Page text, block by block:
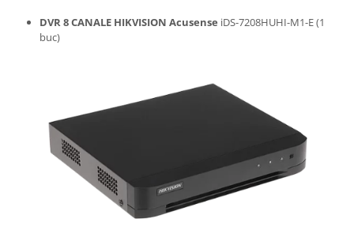
DVR 8 CANALE HIKVISION Acusense iDS-7208HUHI-M1-E (1
buc)